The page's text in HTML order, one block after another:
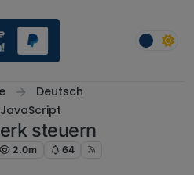
Deutsch
JavaScript
steuern
2.0m 64